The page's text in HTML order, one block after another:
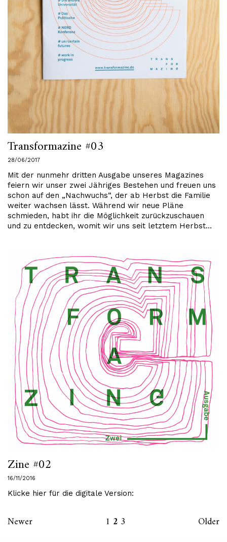
Transformazine #03
28/06/2017
Mit der nunmehr dritten Ausgabe unseres Magazines
feiern wir unser zwei Jähriges Bestehen und freuen uns
schon auf den „Nachwuchs“, der ab Herbst die Familie
weiter wachsen lässt. Während wir neue Pläne
schmieden, habt ihr die Möglichkeit zurückzuschauen
und zu entdecken, womit wir uns seit letztem Herbst…
Zine #02
16/11/2016
Klicke hier für die digitale Version:
Newer 1 2 3 Older